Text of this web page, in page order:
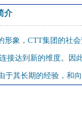
介
形象，CTT集团的社
接达到新的维度。因
于其长期的经验，和